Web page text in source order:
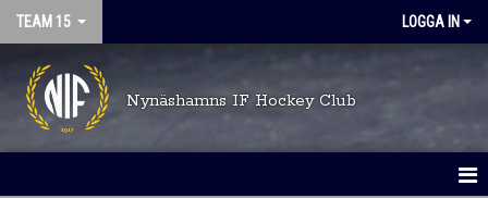
TEAM 15 LOGGA IN
Nynäshamns IF Hockey Club